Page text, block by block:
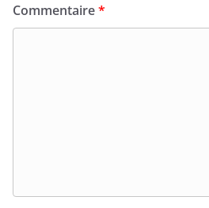
Commentaire*